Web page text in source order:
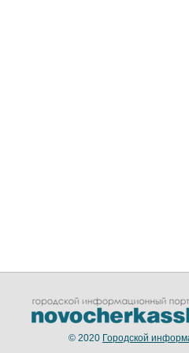
© 2020 Городской